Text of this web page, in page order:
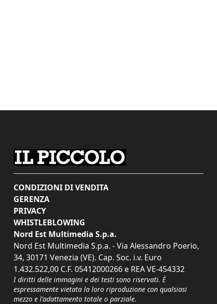
CONDIZIONI DI VENDITA
GERENZA
PRIVACY
WHISTLEBLOWING
Nord Est Multimedia S.p.a.
Nord Est Multimedia S.p.a. - Via Alessandro Poerio,
34, 30171 Venezia (VE). Cap. Soc. i.v. Euro
1.432.522,00 C.F. 05412000266 e REA VE-454332
I diritti delle immagini e dei testi sono riservati. È
espressamente vietata la loro riproduzione con qualsiasi
mezzo e l'adattamento totale o parziale.